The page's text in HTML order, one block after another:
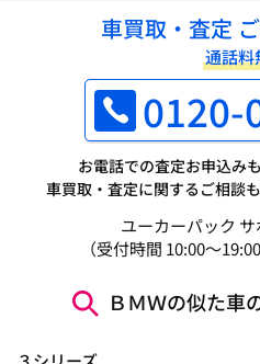
車買取・査定
通話料
0120-
お電話での査定お申込み
車買取・査定に関するご相談
ユーカーパック
（受付時間 10:00～
ＢＭＷの似た車